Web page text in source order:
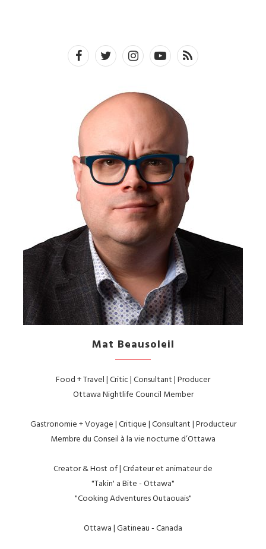
Mat Beausoleil
Food + Travel | Critic | Consultant | Producer
Ottawa Nightlife Council Member
Gastronomie + Voyage | Critique | Consultant | Producteur
Membre du Conseil à la vie nocturne d’Ottawa
Creator & Host of | Créateur et animateur de
"Takin' a Bite - Ottawa"
"Cooking Adventures Outaouais"
Ottawa | Gatineau - Canada